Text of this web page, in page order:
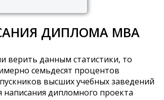
ДИПЛОМА МВА
верить данным статистики, то
семьдесят процентов
высших учебных заведений
написания дипломного проекта